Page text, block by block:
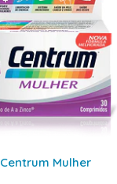
Centrum Mulher